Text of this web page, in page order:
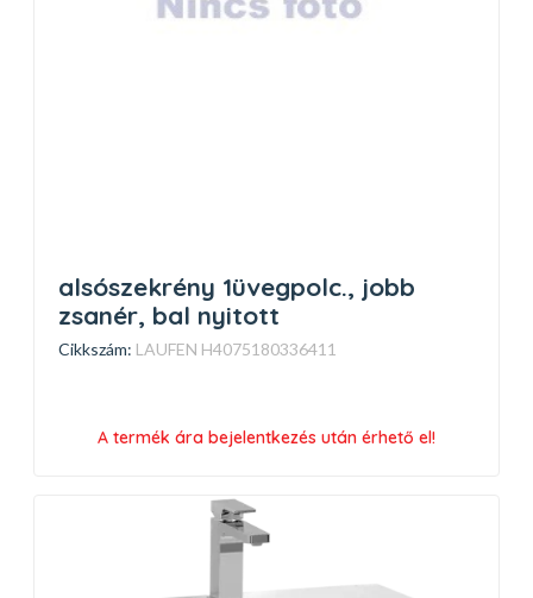
alsószekrény 1üvegpolc., jobb
zsanér, bal nyitott
Cikkszám: LAUFEN H4075180336411
A termék ára bejelentkezés után érhető el!